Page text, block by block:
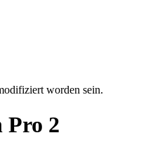
worden sein.
Pro 2